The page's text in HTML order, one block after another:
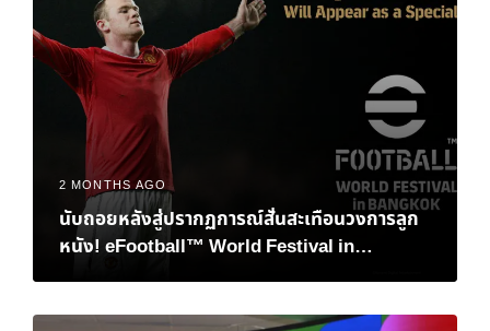
2 MONTHS AGO
นับถอยหลังสู่ปรากฏการณ์สั่นสะเทือนวงการลูก
หนัง! eFootball™ World Festival in
Bangkok เมื่อตำนาน “เวย์น รูนีย์” และอนาคต